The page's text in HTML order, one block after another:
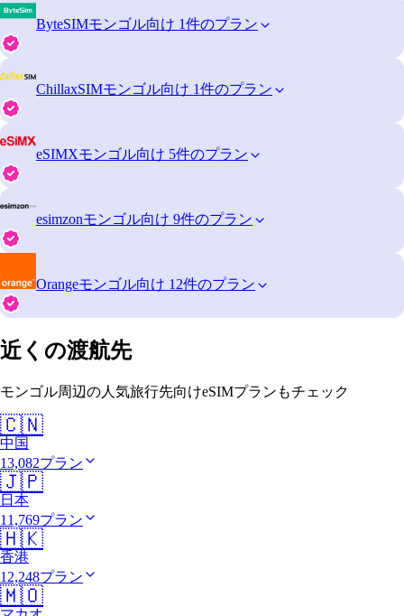
ByteSIMモンゴル向け 1件のプラン
ChillaxSIMモンゴル向け 1件のプラン
eSIMXモンゴル向け 5件のプラン
esimzonモンゴル向け 9件のプラン
Orangeモンゴル向け 12件のプラン
近くの渡航先
モンゴル周辺の人気旅行先向けeSIMプランもチェック
🇨🇳
中国
13,082プラン
🇯🇵
日本
11,769プラン
🇭🇰
香港
12,248プラン
🇲🇴